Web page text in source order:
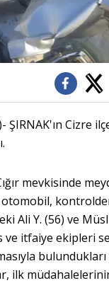
ŞIRNAK'ın Cizre
mevkisinde
Ali Y. (56) ve
itfaiye ekipleri
ilk